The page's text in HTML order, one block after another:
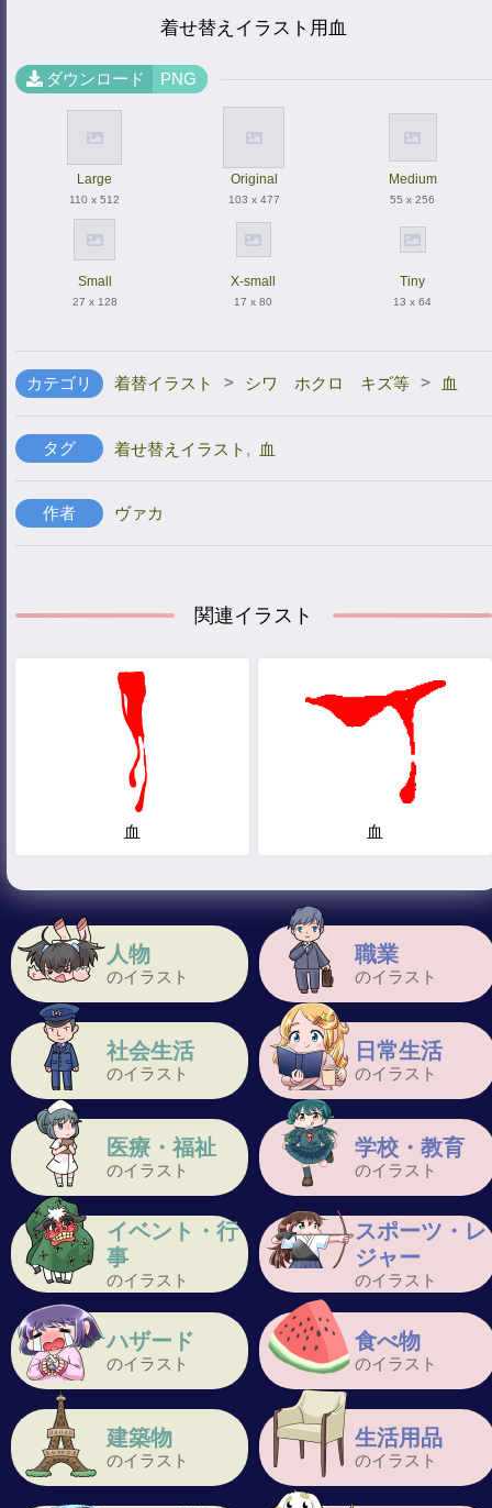
人物
のイラスト
職業
のイラスト
社会生活
のイラスト
日常生活
のイラスト
医療・福祉
のイラスト
学校・教育
のイラスト
イベント・行
事
のイラスト
スポーツ・レ
ジャー
のイラスト
ハザード
のイラスト
食べ物
のイラスト
建築物
のイラスト
生活用品
のイラスト
着せ替えイラスト用血
ダウンロード PNG
Large
110 x 512
Original
103 x 477
Medium
55 x 256
Small
27 x 128
X-small
17 x 80
Tiny
13 x 64
カテゴリ 着替イラスト > シワ ホクロ キズ等 > 血
タグ 着せ替えイラスト , 血
作者 ヴァカ
関連イラスト
血 血